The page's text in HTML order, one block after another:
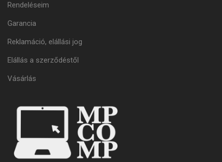
Rendeléseim
Garancia
Reklamáció, elállási jog
Elállás a szerződéstől
Vásárlás